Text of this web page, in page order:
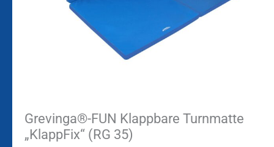
Grevinga®-FUN Klappbare Turnmatte
„KlappFix“ (RG 35)